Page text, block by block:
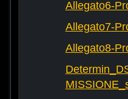
Allegato6-
Allegato7-
Allegato8-